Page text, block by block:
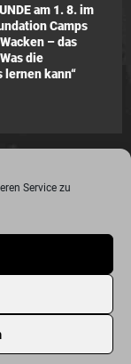
Service zu
am 1. 8. im
Camps
– das
die
lernen kann“
gmbh
Bandseiten